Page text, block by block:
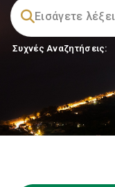
Συχνές Αναζητήσεις: